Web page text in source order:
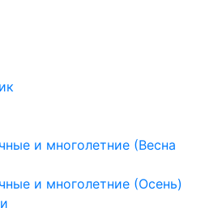
и многолетние (Весна
и многолетние (Осень)